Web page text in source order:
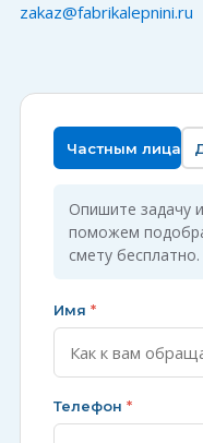
zakaz@fabrikalepnini.ru
Частным лицам
Опишите задачу
поможем
смету бесплатно.
Имя *
Телефон *